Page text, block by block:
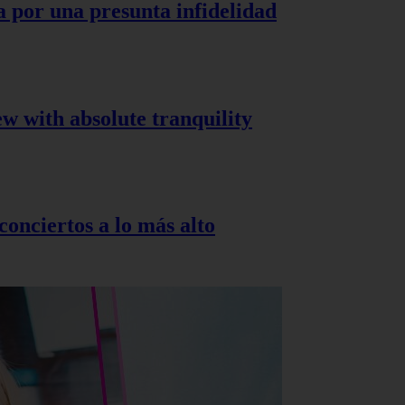
por una presunta infidelidad
with absolute tranquility
a lo más alto